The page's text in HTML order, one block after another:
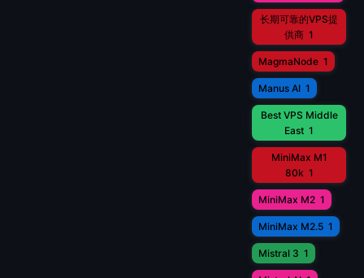
长期可靠的VPS提
供商 1
MagmaNode 1
Manus AI 1
Best VPS Middle
East 1
MiniMax M1
80k 1
MiniMax M2 1
MiniMax M2.5 1
Mistral 3 1